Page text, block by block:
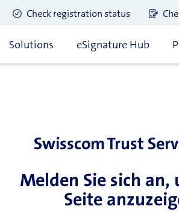
Check registration status
Solutions eSignature Hub
Swisscom Trust
Melden Sie sich an,
Seite